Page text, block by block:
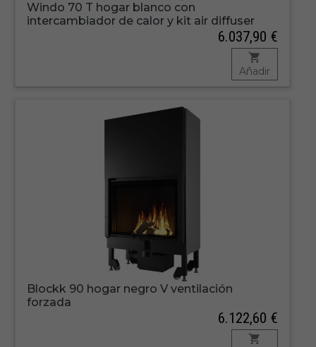
Windo 70 T hogar blanco con
intercambiador de calor y kit air diffuser
6.037,90 €
Añadir
Blockk 90 hogar negro V ventilación
forzada
6.122,60 €